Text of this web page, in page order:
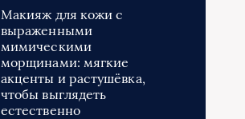
Макияж для кожи с
выраженными
мимическими
морщинами: мягкие
акценты и растушёвка,
чтобы выглядеть
естественно